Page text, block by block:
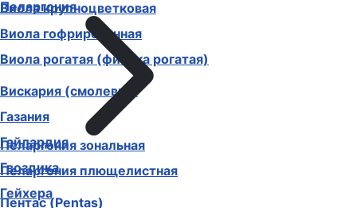
Виола крупноцветковая
Виола гофрированная
Виола рогатая (фиалка рогатая)
Вискария (смолевка)
Газания
Гайлардия
Гвоздика
Гейхера
Пеларгония
Пеларгония зональная
Пеларгония плющелистная
Пентас (Pentas)